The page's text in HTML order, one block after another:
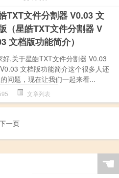
TXT文件分割器 V0.03 文
（星皓TXT文件分割器 V
文档版功能简介）
好,关于星皓TXT文件分割器 V0.03
文档版功能简介这个很多人还
问题，现在让我们一起来看...
文章列表
一页
☚